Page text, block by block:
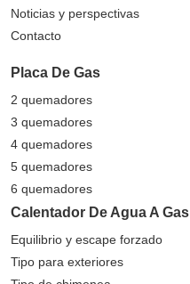
Noticias y perspectivas
Contacto
Placa De Gas
2 quemadores
3 quemadores
4 quemadores
5 quemadores
6 quemadores
Calentador De Agua A Gas
Equilibrio y escape forzado
Tipo para exteriores